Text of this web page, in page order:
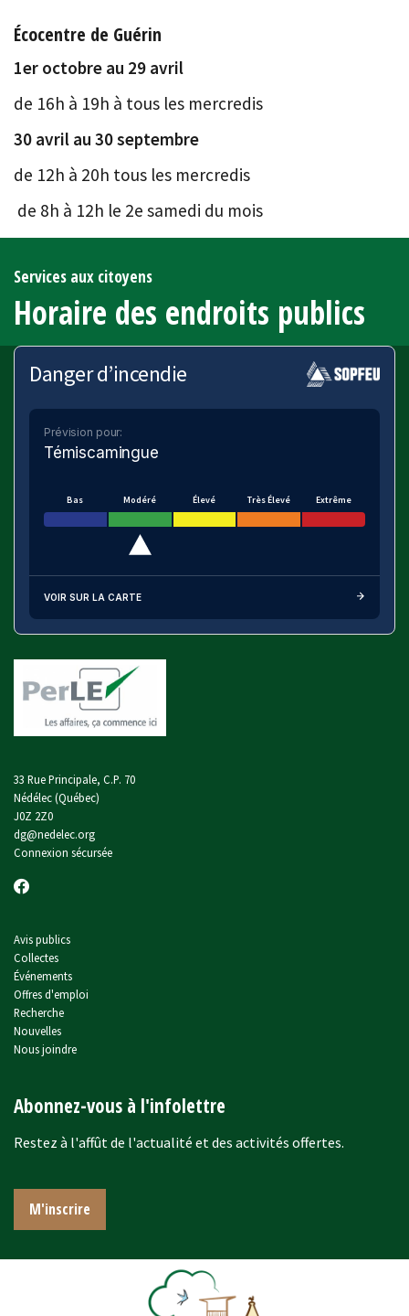
Écocentre de Guérin
1er octobre au 29 avril
de 16h à 19h à tous les mercredis
30 avril au 30 septembre
de 12h à 20h tous les mercredis
de 8h à 12h le 2e samedi du mois
Services aux citoyens
Horaire des endroits publics
Danger d’incendie
Prévision pour:
Témiscamingue
Bas Modéré Élevé Très Élevé Extrême
VOIR SUR LA CARTE
33 Rue Principale, C.P. 70
Nédélec (Québec)
J0Z 2Z0
dg@nedelec.org
Connexion sécursée
Avis publics
Collectes
Événements
Offres d'emploi
Recherche
Nouvelles
Nous joindre
Abonnez-vous à l'infolettre
Restez à l'affût de l'actualité et des activités offertes.
M'inscrire